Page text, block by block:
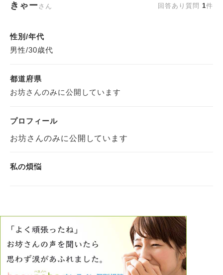
きゃー さん 回答あり質問1件
性別/年代
男性/30歳代
都道府県
お坊さんのみに公開しています
プロフィール
お坊さんのみに公開しています
私の煩悩